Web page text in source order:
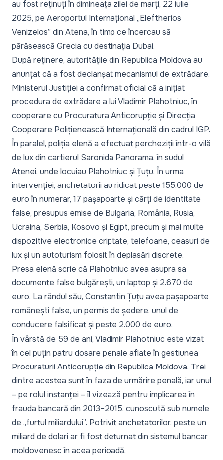
au fost reținuțiîn dimineața zilei de marți, 22 iulie
2025, pe Aeroportul Internațional „Eleftherios
Venizelos” din Atena, în timp ce încercau să
părăsească Grecia cu destinația Dubai.
După reținere, autoritățile din Republica Moldova au
anunțat că a fost declanșat mecanismul de extrădare.
Ministerul Justiției a confirmat oficial că a inițiat
procedura de extrădare a lui Vladimir Plahotniuc, în
cooperare cu Procuratura Anticorupție și Direcția
Cooperare Polițienească Internațională din cadrul IGP.
În paralel, poliția elenă a efectuat perchezițiiîntr-o vilă
de lux din cartierul Saronida Panorama, în sudul
Atenei, unde locuiau Plahotniuc și Țuțu. În urma
intervenției, anchetatorii au ridicat peste 155.000 de
euro în numerar, 17 pașapoarte și cărți de identitate
false, presupus emise de Bulgaria, România, Rusia,
Ucraina, Serbia, Kosovo și Egipt, precum și mai multe
dispozitive electronice criptate, telefoane, ceasuri de
lux și un autoturism folosit în deplasări discrete.
Presa elenă scrie că Plahotniuc avea asupra sa
documente false bulgărești, un laptop și 2.670 de
euro. La rândul său, Constantin Țuțu avea pașapoarte
românești false, un permis de ședere, unul de
conducere falsificat și peste 2.000 de euro.
În vârstă de 59 de ani, Vladimir Plahotniuc este vizat
în cel puțin patru dosare penale aflate în gestiunea
Procuraturii Anticorupție din Republica Moldova. Trei
dintre acestea sunt în faza de urmărire penală, iar unul
– pe rolul instanței – îl vizează pentru implicarea în
frauda bancară din 2013–2015, cunoscută sub numele
de „furtul miliardului”. Potrivit anchetatorilor, peste un
miliard de dolari ar fi fost deturnat din sistemul bancar
moldovenesc în acea perioadă.